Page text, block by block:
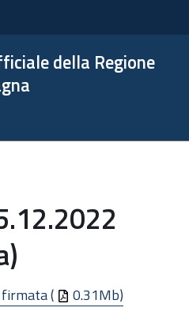
della Regione
firmata (
0.31Mb)